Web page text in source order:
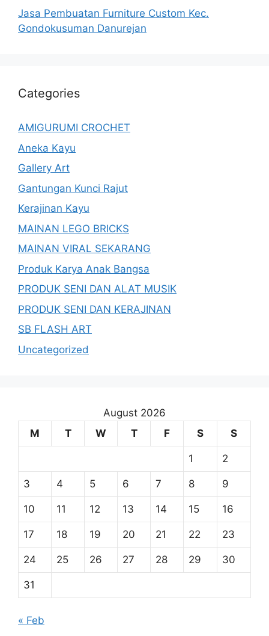
Jasa Pembuatan Furniture Custom Kec.
Gondokusuman Danurejan
Categories
AMIGURUMI CROCHET
Aneka Kayu
Gallery Art
Gantungan Kunci Rajut
Kerajinan Kayu
MAINAN LEGO BRICKS
MAINAN VIRAL SEKARANG
Produk Karya Anak Bangsa
PRODUK SENI DAN ALAT MUSIK
PRODUK SENI DAN KERAJINAN
SB FLASH ART
Uncategorized
August 2026
M
T W T F S S
1 2
3 4 5 6 7 8 9
10 11 12 13 14 15 16
17 18 19 20 21 22 23
24 25 26 27 28 29 30
31
« Feb